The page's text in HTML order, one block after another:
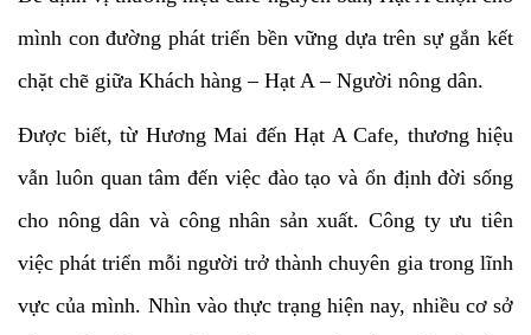
mình con đường phát triển bền vững dựa trên sự gắn kết
chặt chẽ giữa Khách hàng – Hạt A – Người nông dân.
Được biết, từ Hương Mai đến Hạt A Cafe, thương hiệu
vẫn luôn quan tâm đến việc đào tạo và ổn định đời sống
cho nông dân và công nhân sản xuất. Công ty ưu tiên
việc phát triển mỗi người trở thành chuyên gia trong lĩnh
vực của mình. Nhìn vào thực trạng hiện nay, nhiều cơ sở